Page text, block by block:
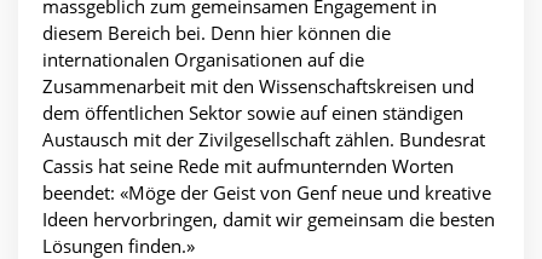
massgeblich zum gemeinsamen Engagement in
diesem Bereich bei. Denn hier können die
internationalen Organisationen auf die
Zusammenarbeit mit den Wissenschaftskreisen und
dem öffentlichen Sektor sowie auf einen ständigen
Austausch mit der Zivilgesellschaft zählen. Bundesrat
Cassis hat seine Rede mit aufmunternden Worten
beendet: «Möge der Geist von Genf neue und kreative
Ideen hervorbringen, damit wir gemeinsam die besten
Lösungen finden.»